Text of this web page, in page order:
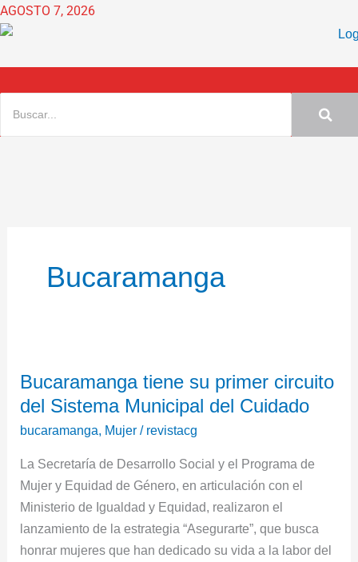
Ir
al
AGOSTO 7, 2026
Bucaramanga
Bucaramanga tiene su primer circuito
del Sistema Municipal del Cuidado
bucaramanga, Mujer / revistacg
La Secretaría de Desarrollo Social y el Programa de
Mujer y Equidad de Género, en articulación con el
Ministerio de Igualdad y Equidad, realizaron el
lanzamiento de la estrategia “Asegurarte”, que busca
honrar mujeres que han dedicado su vida a la labor del
tiene
su
primer
del
Sistema
Municipal
del
Cuidado